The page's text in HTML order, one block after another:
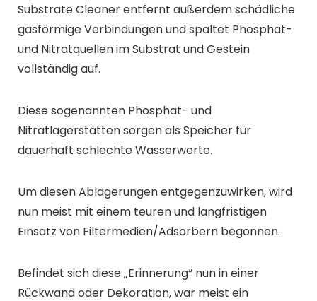
Substrate Cleaner entfernt außerdem schädliche
gasförmige Verbindungen und spaltet Phosphat-
und Nitratquellen im Substrat und Gestein
vollständig auf.
Diese sogenannten Phosphat- und
Nitratlagerstätten sorgen als Speicher für
dauerhaft schlechte Wasserwerte.
Um diesen Ablagerungen entgegenzuwirken, wird
nun meist mit einem teuren und langfristigen
Einsatz von Filtermedien/Adsorbern begonnen.
Befindet sich diese „Erinnerung“ nun in einer
Rückwand oder Dekoration, war meist ein